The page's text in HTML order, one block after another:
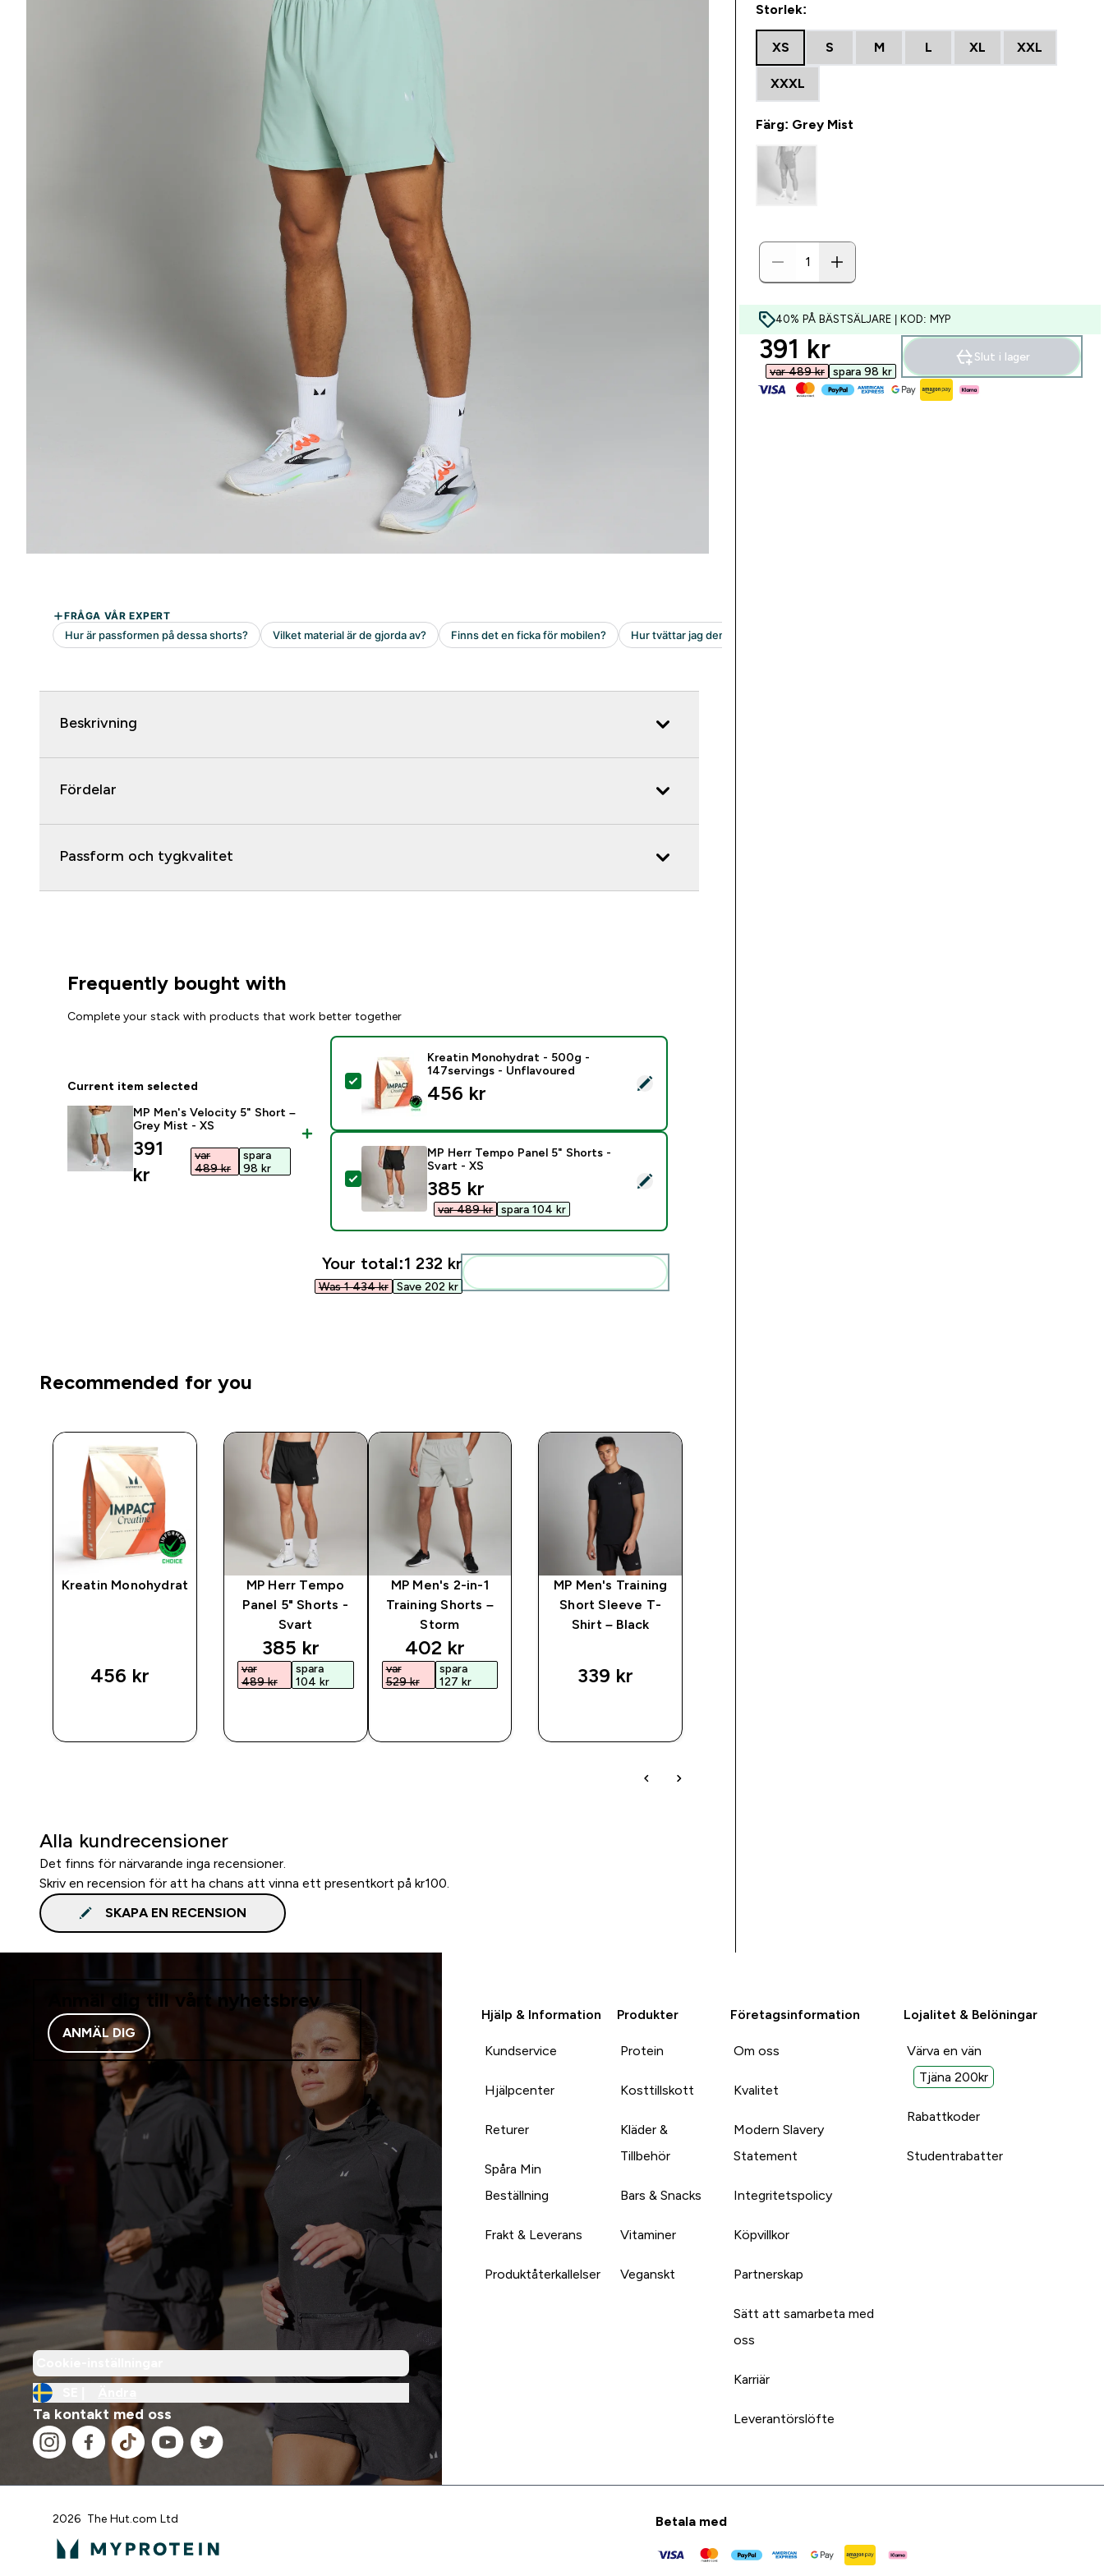
Beskrivning
Fördelar
Passform och tygkvalitet
Frequently bought with
Complete your stack with products that work better together
Current item selected
MP Men's Velocity 5" Short –
Grey Mist - XS
discounted price
391
kr‎
var
489 kr‎
spara
98 kr‎
Select this product - Kreatin Monohydrat - 500g - 147servings - Unflavoured
Kreatin Monohydrat - 500g -
147servings - Unflavoured
456 kr‎
Select this product - MP Herr Tempo Panel 5" Shorts - Svart - XS
MP Herr Tempo Panel 5" Shorts -
Svart - XS
discounted price
385 kr‎
var 489 kr‎ spara 104 kr‎
Your total:1 232 kr‎
Was 1 434 kr‎ Save 202 kr‎
Recommended for you
Kreatin Monohydrat
456 kr‎
MP Herr Tempo
Panel 5" Shorts -
Svart
discounted price
385 kr‎
var
489 kr‎
spara
104 kr‎
MP Men's 2-in-1
Training Shorts –
Storm
discounted price
402 kr‎
var
529 kr‎
spara
127 kr‎
MP Men's Training
Short Sleeve T-
Shirt – Black
339 kr‎
Alla kundrecensioner
Det finns för närvarande inga recensioner.
Skriv en recension för att ha chans att vinna ett presentkort på kr100.
SKAPA EN RECENSION
Storlek:
XS S M L XL XXL
XXXL
Färg: Grey Mist
40% PÅ BÄSTSÄLJARE | KOD: MYP
discounted price
391 kr‎
var 489 kr‎ spara 98 kr‎
Slut i lager
Anmäl dig till vårt nyhetsbrev
ANMÄL DIG
Ta kontakt med oss
Hjälp & Information
Kundservice
Hjälpcenter
Returer
Spåra Min
Beställning
Frakt & Leverans
Produktåterkallelser
Produkter
Protein
Kosttillskott
Kläder &
Tillbehör
Bars & Snacks
Vitaminer
Veganskt
Företagsinformation
Om oss
Kvalitet
Modern Slavery
Statement
Integritetspolicy
Köpvillkor
Partnerskap
Sätt att samarbeta med
oss
Karriär
Leverantörslöfte
Lojalitet & Belöningar
Värva en vän
Tjäna 200kr
Rabattkoder
Studentrabatter
2026 The Hut.com Ltd Betala med